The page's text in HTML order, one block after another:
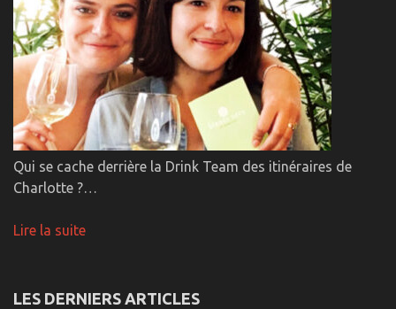
Qui se cache derrière la Drink Team des itinéraires de
Charlotte ?…
Lire la suite
LES DERNIERS ARTICLES